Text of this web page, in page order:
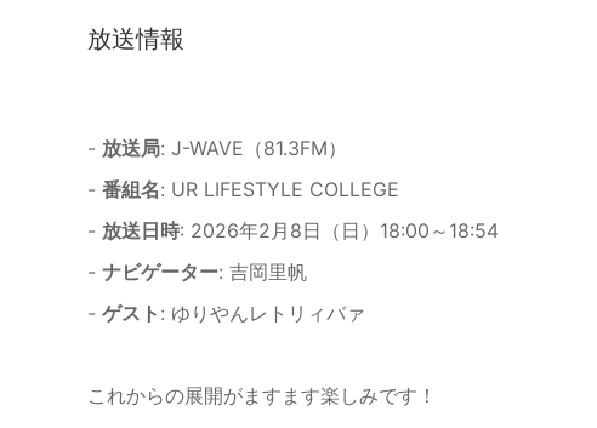
放送情報
- 放送局: J-WAVE（81.3FM）
- 番組名: UR LIFESTYLE COLLEGE
- 放送日時: 2026年2月8日（日）18:00～18:54
- ナビゲーター: 吉岡里帆
- ゲスト : ゆりやんレトリィバァ
これからの展開がますます楽しみです！